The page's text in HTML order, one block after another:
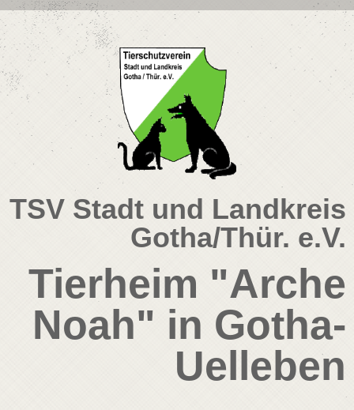
TSV Stadt und Landkreis
Gotha/Thür. e.V.
Tierheim "Arche
Noah" in Gotha-
Uelleben